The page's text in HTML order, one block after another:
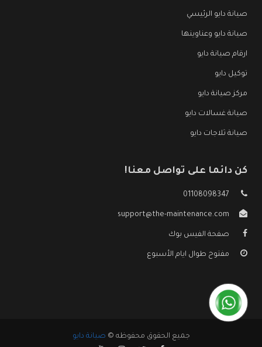
صيانة دايو الرئيسي
صيانة دايو وعناوينها
ارقام صيانة دايو
توكيل دايو
مركز صيانة دايو
صيانة غسالات دايو
صيانة ثلاجات دايو
كن دائما على تواصل معنا!
01108098347
support@the-maintenance.com
صفحة الفيس بوك
مفتوح طوال ايام الأسبوع
جميع الحقوق محفوظه © صيانة دايو